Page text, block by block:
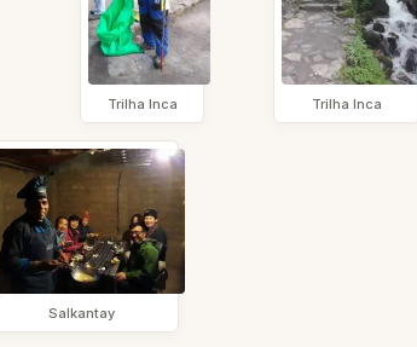
Trilha Inca
Trilha Inca
Salkantay